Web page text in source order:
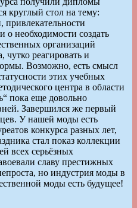
круглый стол на тему:
привлекательности
необходимости создать
организаций
чутко реагировать и
Возможно, есть смысл
этих учебных
центра в области
пока еще довольно
Завершился же первый
У нашей моды есть
конкурса разных лет,
стал показ коллекции
всех серьёзных
славу престижных
но индустрия моды в
моды есть будущее!